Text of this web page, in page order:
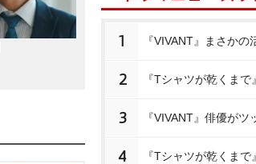
1 『VIVANT』まさかの
2 『Tシャツが乾くま
3 『VIVANT』俳優がツ
4 『Tシャツが乾くま